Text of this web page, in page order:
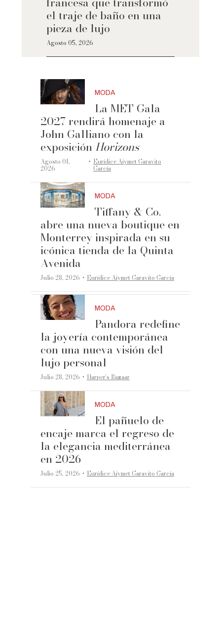
el traje de baño en una
pieza de lujo
Agosto 05, 2026
MODA
La MET Gala
2027 rendirá homenaje a
John Galliano con la
exposición Horizons
Agosto 01,
2026 ·Eurídice Aiymet Garavito
García
MODA
Tiffany & Co.
abre una nueva boutique en
Monterrey inspirada en su
icónica tienda de la Quinta
Avenida
Julio 28, 2026 ·Eurídice Aiymet Garavito García
MODA
Pandora redefine
la joyería contemporánea
con una nueva visión del
lujo personal
Julio 28, 2026 ·Harper’s Bazaar
MODA
El pañuelo de
encaje marca el regreso de
la elegancia mediterránea
en 2026
Julio 25, 2026 ·Eurídice Aiymet Garavito García